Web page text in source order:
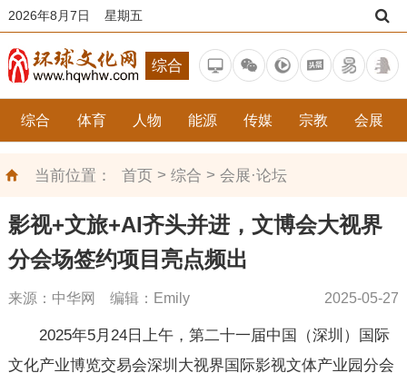
2026年8月7日 星期五
综合
综合 体育 人物 能源 传媒 宗教 会展
当前位置： 首页> 综合 > 会展·论坛
影视+文旅+AI齐头并进，文博会大视界
分会场签约项目亮点频出
来源：中华网 编辑：Emily 2025-05-27
2025年5月24日上午，第二十一届中国（深圳）国际
文化产业博览交易会深圳大视界国际影视文体产业园分会